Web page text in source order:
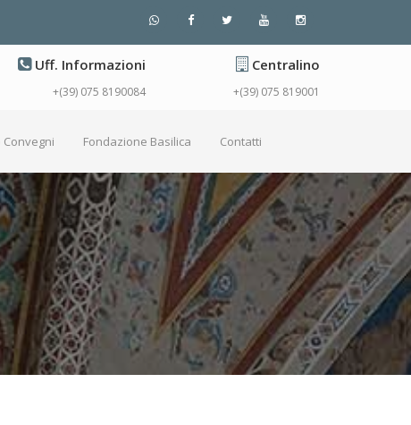
Uff. Informazioni
+(39) 075 8190084
Centralino
+(39) 075 819001
Convegni Fondazione Basilica Contatti